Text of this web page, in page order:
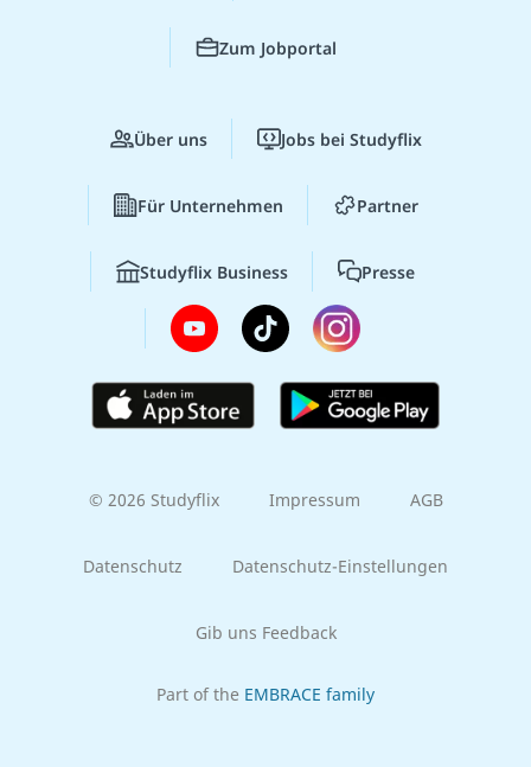
Zum Jobportal
Über uns Jobs bei Studyflix
Für Unternehmen Partner
Studyflix Business Presse
© 2026 Studyflix Impressum AGB
Datenschutz Datenschutz-Einstellungen
Gib uns Feedback
Part of the EMBRACE family